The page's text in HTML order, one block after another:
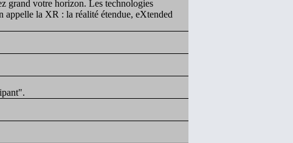
grand votre horizon. Les technologies
appelle la XR : la réalité étendue, eXtended